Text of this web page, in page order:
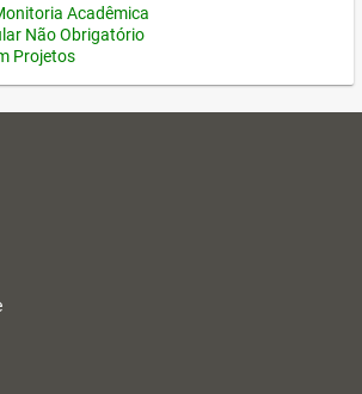
Acadêmica
Não Obrigatório
Projetos